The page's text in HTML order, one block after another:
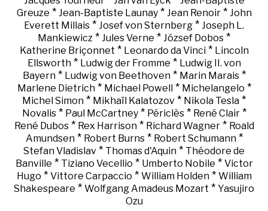
Greuze * Jean-Baptiste Launay* Jean Renoir* John
Everett Millais * Josef von Sternberg * Joseph L.
Mankiewicz * Jules Verne * József Dobos *
Katherine Briçonnet * Leonardo da Vinci* Lincoln
Ellsworth* Ludwig der Fromme * Ludwig II. von
Bayern* Ludwig von Beethoven* Marin Marais*
Marlene Dietrich* Michael Powell* Michelangelo *
Michel Simon * Mikhaïl Kalatozov * Nikola Tesla *
Novalis* Paul McCartney* Périclès* René Clair*
René Dubos* Rex Harrison* Richard Wagner* Roald
Amundsen* Robert Burns* Robert Schumann*
Stefan Vladislav * Thomas d'Aquin * Théodore de
Banville * Tiziano Vecellio * Umberto Nobile * Victor
Hugo * Vittore Carpaccio * William Holden* William
Shakespeare * Wolfgang Amadeus Mozart * Yasujiro
Ozu